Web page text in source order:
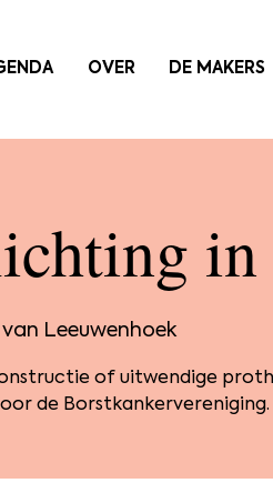
OVER DE MAKERS
Leeuwenhoek
of uitwendige
de Borstkankervereniging.